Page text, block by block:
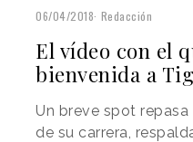
06/04/2018 Redacción
El vídeo con el
bienvenida a
Un breve spot
de su carrera,